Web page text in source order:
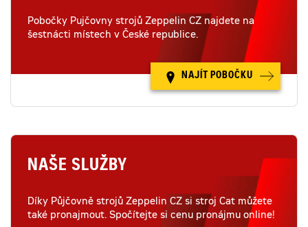
Pobočky Pujčovny strojů Zeppelin CZ najdete na
šestnácti místech v České republice.
NAJÍT POBOČKU
NAŠE SLUŽBY
Díky Půjčovně strojů Zeppelin CZ si stroj Cat můžete
také pronajmout. Spočítejte si cenu pronájmu online!